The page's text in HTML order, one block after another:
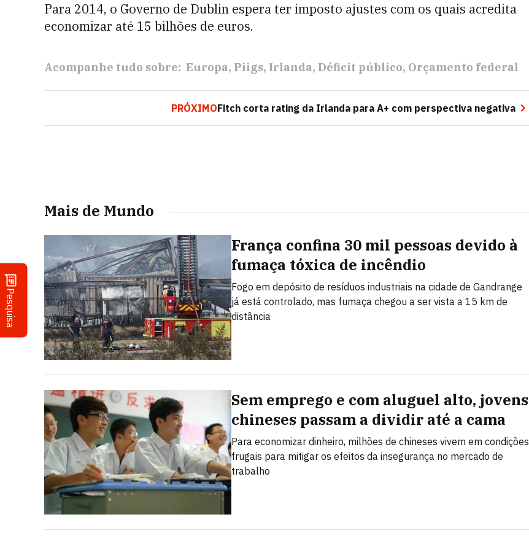
Pesquisa
Para 2014, o Governo de Dublin espera ter imposto ajustes com os quais acredita
economizar até 15 bilhões de euros.
Acompanhe tudo sobre: Europa Piigs Irlanda Déficit público Orçamento federal
PRÓXIMOFitch corta rating da Irlanda para A+ com perspectiva negativa
Mais de Mundo
França confina 30 mil pessoas devido à
fumaça tóxica de incêndio
Fogo em depósito de resíduos industriais na cidade de Gandrange
já está controlado, mas fumaça chegou a ser vista a 15 km de
distância
Sem emprego e com aluguel alto, jovens
chineses passam a dividir até a cama
Para economizar dinheiro, milhões de chineses vivem em condições
frugais para mitigar os efeitos da insegurança no mercado de
trabalho